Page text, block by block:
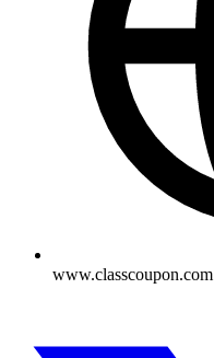
www.classcoupon.com